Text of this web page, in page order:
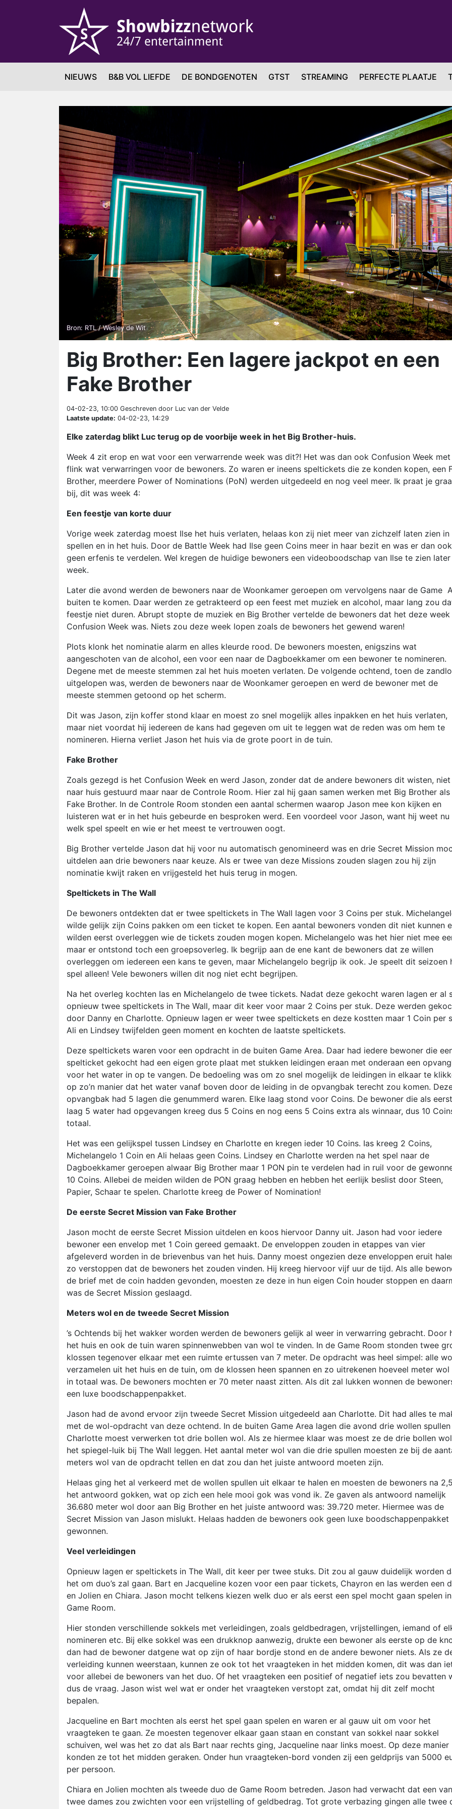
NIEUWS B&B VOL LIEFDE DE BONDGENOTEN GTST STREAMING PERFECTE PLAATJE
Bron: RTL / Wesley de Wit
Big Brother: Een lagere jackpot en een
Fake Brother
04-02-23, 10:00 Geschreven door Luc van der Velde
Laatste update: 04-02-23, 14:29
Elke zaterdag blikt Luc terug op de voorbije week in het Big Brother-huis.
Week 4 zit erop en wat voor een verwarrende week was dit?! Het was dan ook Confusion Week met
flink wat verwarringen voor de bewoners. Zo waren er ineens speltickets die ze konden kopen, een
Brother, meerdere Power of Nominations (PoN) werden uitgedeeld en nog veel meer. Ik praat je
bij, dit was week 4:
Een feestje van korte duur
Vorige week zaterdag moest Ilse het huis verlaten, helaas kon zij niet meer van zichzelf laten zien in
spellen en in het huis. Door de Battle Week had Ilse geen Coins meer in haar bezit en was er dan ook
geen erfenis te verdelen. Wel kregen de huidige bewoners een videoboodschap van Ilse te zien
week.
Later die avond werden de bewoners naar de Woonkamer geroepen om vervolgens naar de Game
buiten te komen. Daar werden ze getrakteerd op een feest met muziek en alcohol, maar lang zou
feestje niet duren. Abrupt stopte de muziek en Big Brother vertelde de bewoners dat het deze week
Confusion Week was. Niets zou deze week lopen zoals de bewoners het gewend waren!
Plots klonk het nominatie alarm en alles kleurde rood. De bewoners moesten, enigszins wat
aangeschoten van de alcohol, een voor een naar de Dagboekkamer om een bewoner te nomineren.
Degene met de meeste stemmen zal het huis moeten verlaten. De volgende ochtend, toen de
uitgelopen was, werden de bewoners naar de Woonkamer geroepen en werd de bewoner met de
meeste stemmen getoond op het scherm.
Dit was Jason, zijn koffer stond klaar en moest zo snel mogelijk alles inpakken en het huis verlaten,
maar niet voordat hij iedereen de kans had gegeven om uit te leggen wat de reden was om hem te
nomineren. Hierna verliet Jason het huis via de grote poort in de tuin.
Fake Brother
Zoals gezegd is het Confusion Week en werd Jason, zonder dat de andere bewoners dit wisten, niet
naar huis gestuurd maar naar de Controle Room. Hier zal hij gaan samen werken met Big Brother
Fake Brother. In de Controle Room stonden een aantal schermen waarop Jason mee kon kijken en
luisteren wat er in het huis gebeurde en besproken werd. Een voordeel voor Jason, want hij weet nu
welk spel speelt en wie er het meest te vertrouwen oogt.
Big Brother vertelde Jason dat hij voor nu automatisch genomineerd was en drie Secret Mission
uitdelen aan drie bewoners naar keuze. Als er twee van deze Missions zouden slagen zou hij zijn
nominatie kwijt raken en vrijgesteld het huis terug in mogen.
Speltickets in The Wall
De bewoners ontdekten dat er twee speltickets in The Wall lagen voor 3 Coins per stuk.
wilde gelijk zijn Coins pakken om een ticket te kopen. Een aantal bewoners vonden dit niet kunnen
wilden eerst overleggen wie de tickets zouden mogen kopen. Michelangelo was het hier niet mee
maar er ontstond toch een groepsoverleg. Ik begrijp aan de ene kant de bewoners dat ze willen
overleggen om iedereen een kans te geven, maar Michelangelo begrijp ik ook. Je speelt dit seizoen
spel alleen! Vele bewoners willen dit nog niet echt begrijpen.
Na het overleg kochten Ias en Michelangelo de twee tickets. Nadat deze gekocht waren lagen er al
opnieuw twee speltickets in The Wall, maar dit keer voor maar 2 Coins per stuk. Deze werden
door Danny en Charlotte. Opnieuw lagen er weer twee speltickets en deze kostten maar 1 Coin per
Ali en Lindsey twijfelden geen moment en kochten de laatste speltickets.
Deze speltickets waren voor een opdracht in de buiten Game Area. Daar had iedere bewoner die
spelticket gekocht had een eigen grote plaat met stukken leidingen eraan met onderaan een
voor het water in op te vangen. De bedoeling was om zo snel mogelijk de leidingen in elkaar te
op zo’n manier dat het water vanaf boven door de leiding in de opvangbak terecht zou komen.
opvangbak had 5 lagen die genummerd waren. Elke laag stond voor Coins. De bewoner die als
laag 5 water had opgevangen kreeg dus 5 Coins en nog eens 5 Coins extra als winnaar, dus 10
totaal.
Het was een gelijkspel tussen Lindsey en Charlotte en kregen ieder 10 Coins. Ias kreeg 2 Coins,
Michelangelo 1 Coin en Ali helaas geen Coins. Lindsey en Charlotte werden na het spel naar de
Dagboekkamer geroepen alwaar Big Brother maar 1 PON pin te verdelen had in ruil voor de
10 Coins. Allebei de meiden wilden de PON graag hebben en hebben het eerlijk beslist door Steen,
Papier, Schaar te spelen. Charlotte kreeg de Power of Nomination!
De eerste Secret Mission van Fake Brother
Jason mocht de eerste Secret Mission uitdelen en koos hiervoor Danny uit. Jason had voor iedere
bewoner een envelop met 1 Coin gereed gemaakt. De enveloppen zouden in etappes van vier
afgeleverd worden in de brievenbus van het huis. Danny moest ongezien deze enveloppen eruit
zo verstoppen dat de bewoners het zouden vinden. Hij kreeg hiervoor vijf uur de tijd. Als alle
de brief met de coin hadden gevonden, moesten ze deze in hun eigen Coin houder stoppen en
was de Secret Mission geslaagd.
Meters wol en de tweede Secret Mission
’s Ochtends bij het wakker worden werden de bewoners gelijk al weer in verwarring gebracht. Door
het huis en ook de tuin waren spinnenwebben van wol te vinden. In de Game Room stonden twee
klossen tegenover elkaar met een ruimte ertussen van 7 meter. De opdracht was heel simpel: alle
verzamelen uit het huis en de tuin, om de klossen heen spannen en zo uitrekenen hoeveel meter wol
in totaal was. De bewoners mochten er 70 meter naast zitten. Als dit zal lukken wonnen de
een luxe boodschappenpakket.
Jason had de avond ervoor zijn tweede Secret Mission uitgedeeld aan Charlotte. Dit had alles te
met de wol-opdracht van deze ochtend. In de buiten Game Area lagen die avond drie wollen
Charlotte moest verwerken tot drie bollen wol. Als ze hiermee klaar was moest ze de drie bollen
het spiegel-luik bij The Wall leggen. Het aantal meter wol van die drie spullen moesten ze bij de
meters wol van de opdracht tellen en dat zou dan het juiste antwoord moeten zijn.
Helaas ging het al verkeerd met de wollen spullen uit elkaar te halen en moesten de bewoners na
het antwoord gokken, wat op zich een hele mooi gok was vond ik. Ze gaven als antwoord namelijk
36.680 meter wol door aan Big Brother en het juiste antwoord was: 39.720 meter. Hiermee was de
Secret Mission van Jason mislukt. Helaas hadden de bewoners ook geen luxe boodschappenpakket
gewonnen.
Veel verleidingen
Opnieuw lagen er speltickets in The Wall, dit keer per twee stuks. Dit zou al gauw duidelijk worden
het om duo’s zal gaan. Bart en Jacqueline kozen voor een paar tickets, Chayron en Ias werden een
en Jolien en Chiara. Jason mocht telkens kiezen welk duo er als eerst een spel mocht gaan spelen
Game Room.
Hier stonden verschillende sokkels met verleidingen, zoals geldbedragen, vrijstellingen, iemand of
nomineren etc. Bij elke sokkel was een drukknop aanwezig, drukte een bewoner als eerste op de
dan had de bewoner datgene wat op zijn of haar bordje stond en de andere bewoner niets. Als ze
verleiding kunnen weerstaan, kunnen ze ook tot het vraagteken in het midden komen, dit was dan
voor allebei de bewoners van het duo. Of het vraagteken een positief of negatief iets zou bevatten
dus de vraag. Jason wist wel wat er onder het vraagteken verstopt zat, omdat hij dit zelf mocht
bepalen.
Jacqueline en Bart mochten als eerst het spel gaan spelen en waren er al gauw uit om voor het
vraagteken te gaan. Ze moesten tegenover elkaar gaan staan en constant van sokkel naar sokkel
schuiven, wel was het zo dat als Bart naar rechts ging, Jacqueline naar links moest. Op deze manier
konden ze tot het midden geraken. Onder hun vraagteken-bord vonden zij een geldprijs van 5000
per persoon.
Chiara en Jolien mochten als tweede duo de Game Room betreden. Jason had verwacht dat een
twee dames zou zwichten voor een vrijstelling of geldbedrag. Tot grote verbazing gingen alle twee